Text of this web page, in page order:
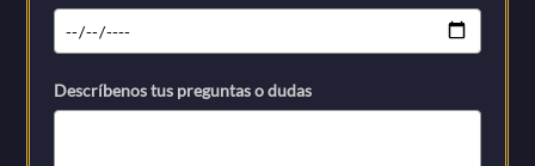
Descríbenos tus preguntas o dudas